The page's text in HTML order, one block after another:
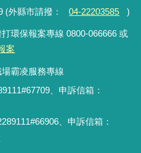
(外縣市請撥： 04-22203585 )
環保報案專線 0800-066666 或
案
霸凌服務專線
、申訴信箱：
、申訴信箱：